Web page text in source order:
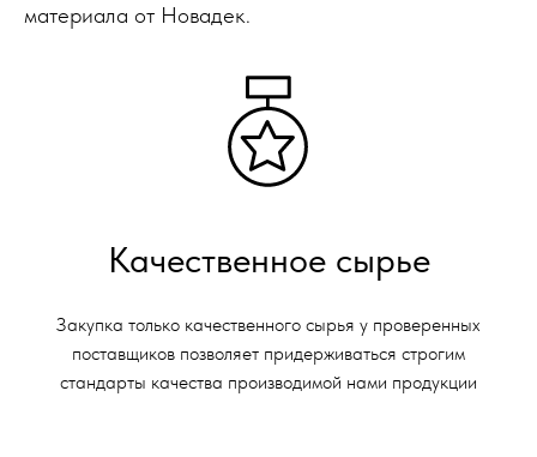
материала от Новадек.
Качественное сырье
Закупка только качественного сырья у проверенных
поставщиков позволяет придерживаться строгим
стандарты качества производимой нами продукции